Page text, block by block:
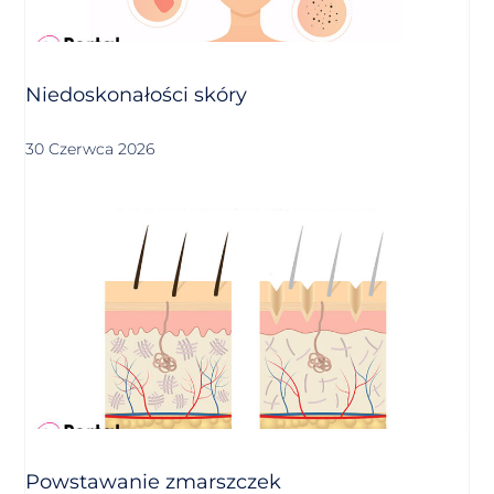
Niedoskonałości skóry
30 Czerwca 2026
Powstawanie zmarszczek